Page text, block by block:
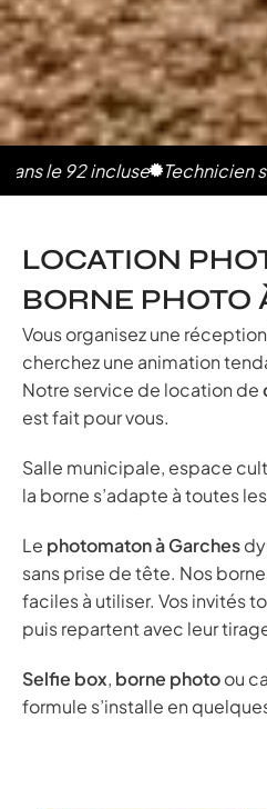
incluse Technicien surplace
LOCATION
BORNE PHOTO
Vous organisez une
cherchez une animation
Notre service de location de
est fait pour vous.
Salle municipale, espace
la borne s’adapte à toutes
Le photomaton à Garches
sans prise de tête. Nos
faciles à utiliser. Vos invités
puis repartent avec leur
Selfie box, borne photoou
formule s’installe en